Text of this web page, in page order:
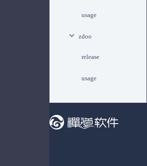
usage
zdoo
release
usage